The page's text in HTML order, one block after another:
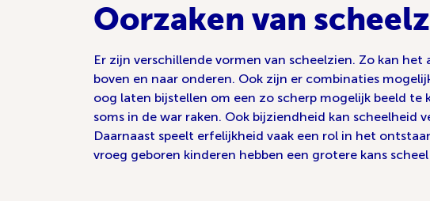
Oorzaken van
Er zijn verschillende vormen van scheelzien. Zo kan
boven en naar onderen. Ook zijn er combinaties
oog laten bijstellen om een zo scherp mogelijk beeld
soms in de war raken. Ook bijziendheid kan
Daarnaast speelt erfelijkheid vaak een rol in het
vroeg geboren kinderen hebben een grotere kans